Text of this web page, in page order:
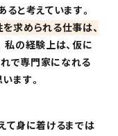
と考えています。
求められる仕事は、
私の経験上は、仮に
れで専門家になれる
ます。
て身に着けるまでは